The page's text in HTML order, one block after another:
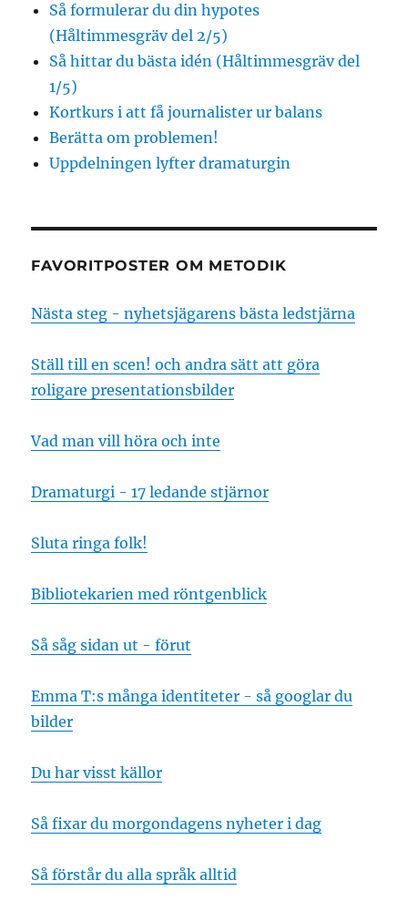
Så formulerar du din hypotes
(Håltimmesgräv del 2/5)
Så hittar du bästa idén (Håltimmesgräv del
1/5)
Kortkurs i att få journalister ur balans
Berätta om problemen!
Uppdelningen lyfter dramaturgin
FAVORITPOSTER OM METODIK
Nästa steg - nyhetsjägarens bästa ledstjärna
Ställ till en scen! och andra sätt att göra
roligare presentationsbilder
Vad man vill höra och inte
Dramaturgi - 17 ledande stjärnor
Sluta ringa folk!
Bibliotekarien med röntgenblick
Så såg sidan ut - förut
Emma T:s många identiteter - så googlar du
bilder
Du har visst källor
Så fixar du morgondagens nyheter i dag
Så förstår du alla språk alltid